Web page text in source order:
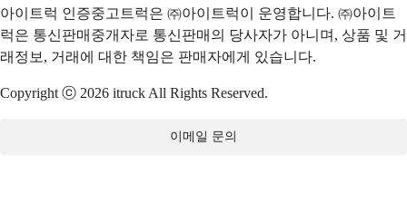
아이트럭 인증중고트럭은 ㈜아이트럭이 운영합니다. ㈜아이트
럭은 통신판매중개자로 통신판매의 당사자가 아니며, 상품 및 거
래정보, 거래에 대한 책임은 판매자에게 있습니다.
Copyright ⓒ 2026 itruck All Rights Reserved.
이메일 문의